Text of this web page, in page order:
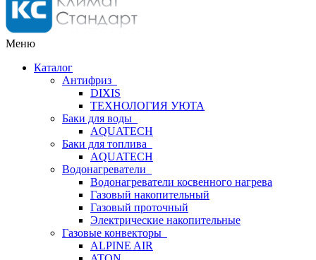
Меню
Каталог
Антифриз
DIXIS
ТЕХНОЛОГИЯ УЮТА
Баки для воды
AQUATECH
Баки для топлива
AQUATECH
Водонагреватели
Водонагреватели косвенного нагрева
Газовый накопительный
Газовый проточный
Электрические накопительные
Газовые конвекторы
ALPINE AIR